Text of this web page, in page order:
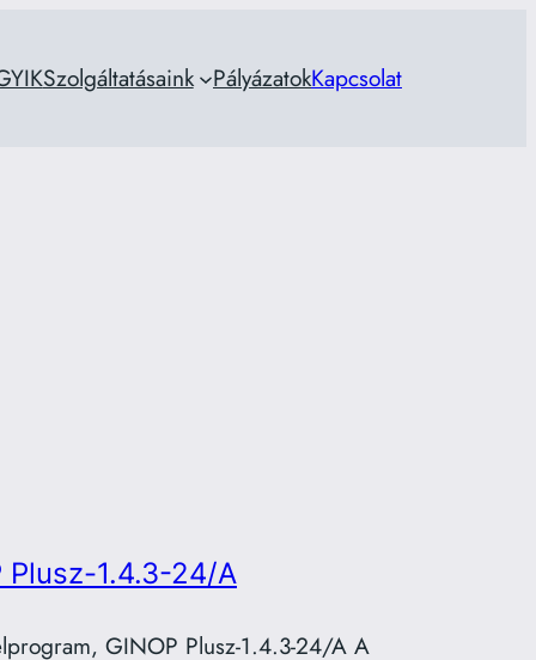
Szolgáltatásaink PályázatokKapcsolat
Plusz-1.4.3-24/A
GINOP Plusz-1.4.3-24/A A